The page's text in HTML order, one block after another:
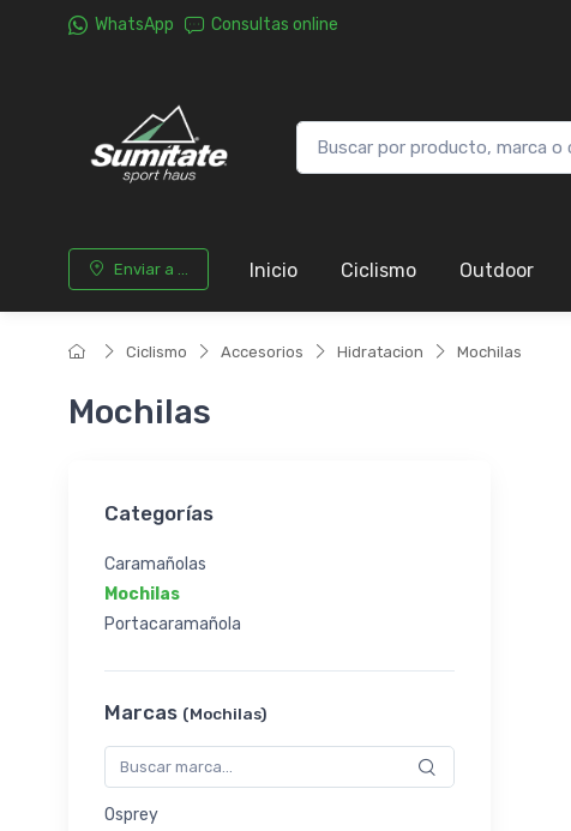
WhatsApp Consultas online
Enviar a ... Inicio Ciclismo Outdoor
Ciclismo Accesorios Hidratacion Mochilas
Mochilas
Categorías
Caramañolas
Mochilas
Portacaramañola
Marcas (Mochilas)
Osprey